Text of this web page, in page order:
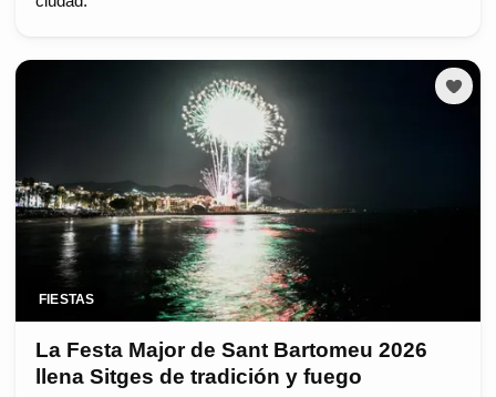
FIESTAS
La Festa Major de Sant Bartomeu 2026
llena Sitges de tradición y fuego